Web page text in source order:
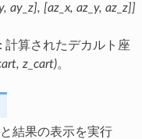
ay_z], [az_x, az_y, az_z]]
計算されたデカルト座
z_cart)。
結果の表示を実行